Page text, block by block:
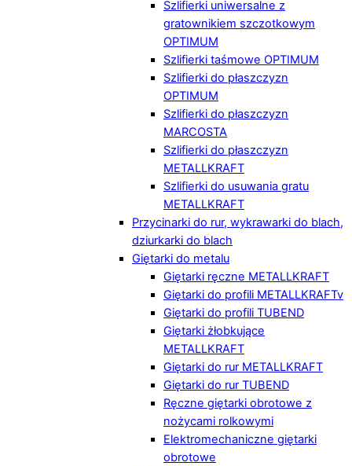
Szlifierki uniwersalne z
gratownikiem szczotkowym
OPTIMUM
Szlifierki taśmowe OPTIMUM
Szlifierki do płaszczyzn
OPTIMUM
Szlifierki do płaszczyzn
MARCOSTA
Szlifierki do płaszczyzn
METALLKRAFT
Szlifierki do usuwania gratu
METALLKRAFT
Przycinarki do rur, wykrawarki do blach,
dziurkarki do blach
Giętarki do metalu
Giętarki ręczne METALLKRAFT
Giętarki do profili METALLKRAFTv
Giętarki do profili TUBEND
Giętarki żłobkujące
METALLKRAFT
Giętarki do rur METALLKRAFT
Giętarki do rur TUBEND
Ręczne giętarki obrotowe z
nożycami rolkowymi
Elektromechaniczne giętarki
obrotowe